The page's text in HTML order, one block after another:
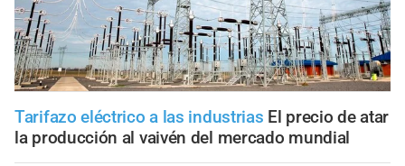
Tarifazo eléctrico a las industrias El precio de atar
la producción al vaivén del mercado mundial